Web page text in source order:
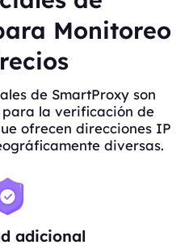
Monitoreo
de SmartProxy son
para la verificación de
ofrecen direcciones IP
diversas.
adicional